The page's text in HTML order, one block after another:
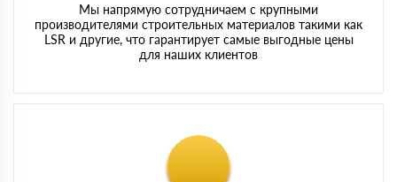
Мы напрямую сотрудничаем с крупными
производителями строительных материалов такими как
LSR и другие, что гарантирует самые выгодные цены
для наших клиентов